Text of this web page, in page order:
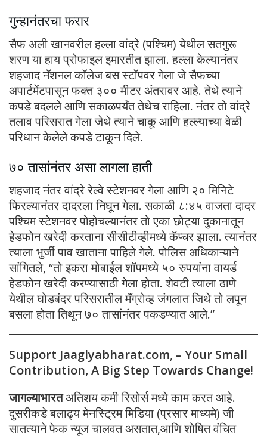
गुन्हानंतरचा फरार
सैफ अली खानवरील हल्ला वांद्रे (पश्चिम) येथील सतगुरू
शरण या हाय प्रोफाइल इमारतीत झाला. हल्ला केल्यानंतर
शहजाद नॅशनल कॉलेज बस स्टॉपवर गेला जे सैफच्या
अपार्टमेंटपासून फक्त ३०० मीटर अंतरावर आहे. तेथे त्याने
कपडे बदलले आणि सकाळपर्यंत तेथेच राहिला. नंतर तो वांद्रे
तलाव परिसरात गेला जेथे त्याने चाकू आणि हल्ल्याच्या वेळी
परिधान केलेले कपडे टाकून दिले.
७० तासांनंतर असा लागला हाती
शहजाद नंतर वांद्रे रेल्वे स्टेशनवर गेला आणि २० मिनिटे
फिरल्यानंतर दादरला निघून गेला. सकाळी ८:४५ वाजता दादर
पश्चिम स्टेशनवर पोहोचल्यानंतर तो एका छोट्या दुकानातून
हेडफोन खरेदी करताना सीसीटीव्हीमध्ये कॅप्चर झाला. त्यानंतर
त्याला भुर्जी पाव खाताना पाहिले गेले. पोलिस अधिकाऱ्याने
सांगितले, “तो इकरा मोबाईल शॉपमध्ये ५० रुपयांना वायर्ड
हेडफोन खरेदी करण्यासाठी गेला होता. शेवटी त्याला ठाणे
येथील घोडबंदर परिसरातील मॅंग्रोव्ह जंगलात जिथे तो लपून
बसला होता तिथून ७० तासांनंतर पकडण्यात आले.”
Support Jaaglyabharat.com, – Your Small
Contribution, A Big Step Towards Change!
जागल्याभारतअतिशय कमी रिसोर्स मध्ये काम करत आहे.
दुसरीकडे बलाढ्य मेनस्ट्रिम मिडिया (प्रसार माध्यमे) जी
सातत्याने फेक न्यूज चालवत असतात,आणि शोषित वंचित